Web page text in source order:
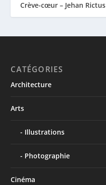
Crève-cœur – Jehan Rictus
CATÉGORIES
Architecture
Arts
Illustrations
Photographie
Cinéma